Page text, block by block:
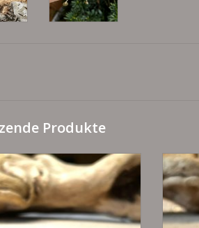
Produkte
individuell verstellbar
mit echten Tourmalinen
925 Silber - vergoldet
WARENKORB HINZUFÜGEN